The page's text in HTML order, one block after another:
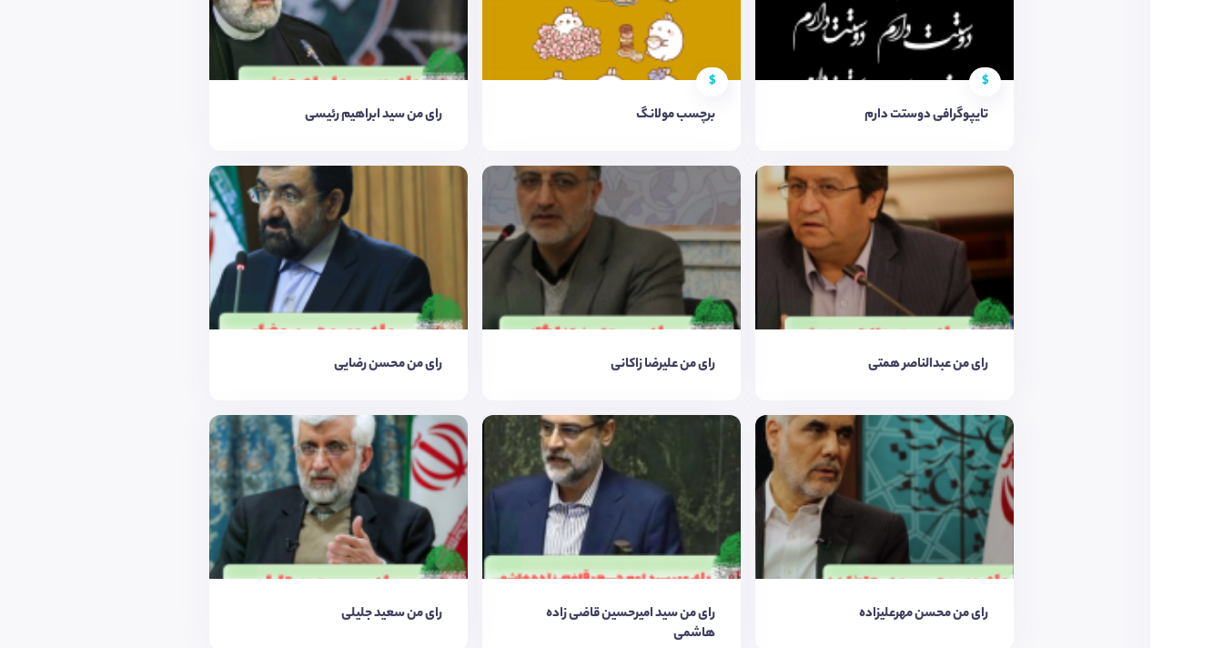
$
تایپوگرافی دوستت دارم
$
برچسب مولانگ رای من سید ابراهیم رئیسی
رای من عبدالناصر همتی رای من علیرضا زاکانی رای من محسن رضایی
رای من محسن مهرعلیزاده
رای من سید امیرحسین قاضی زاده
هاشمی
رای من سعید جلیلی